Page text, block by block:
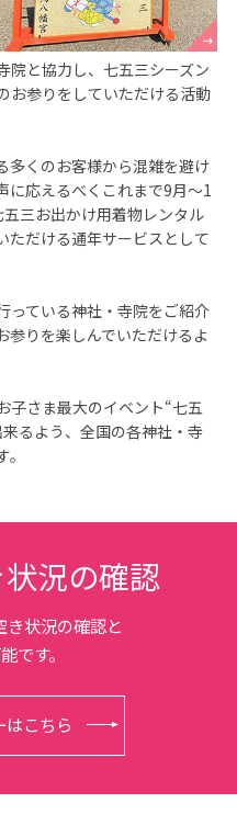
院と協力し、七五三シーズン
お参りをしていただける活動
多くのお客様から混雑を避け
に応えるべくこれまで9月～1
三お出かけ用着物レンタル
ただける通年サービスとして
っている神社・寺院をご紹介
参りを楽しんでいただけるよ
子さま最大のイベント“七五
るよう、全国の各神社・寺
況の確認
き状況の確認と
です。
こちら